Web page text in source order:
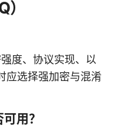
度、协议实现、以
应选择强加密与混淆
用？